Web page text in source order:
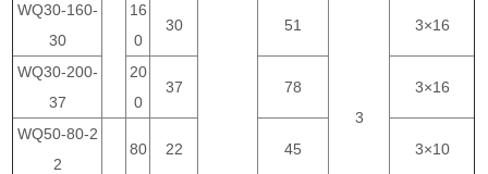
3
WQ30-160-
30
16
0
30 51 3×16
WQ30-200-
37
20
0
37 78 3×16
WQ50-80-2
2
80 22 45 3×10